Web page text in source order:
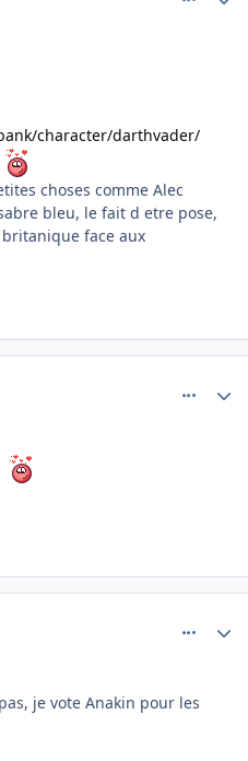
character/darthvader/
choses comme Alec
bleu, le fait d etre pose,
face aux
je vote Anakin pour les